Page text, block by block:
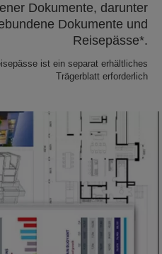
Dokumente, darunter
Dokumente und
Reisepässe*.
ist ein separat erhältliches
Trägerblatt erforderlich